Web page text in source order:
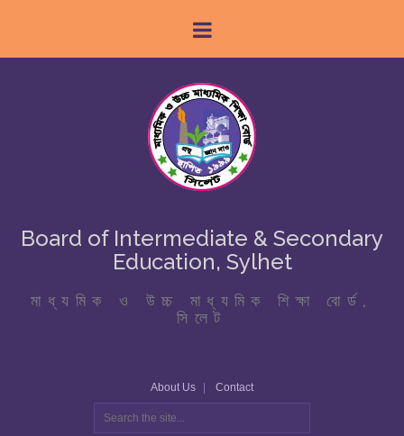
Board of Intermediate & Secondary
Education, Sylhet
মাধ্যমিক ও উচ্চ মাধ্যমিক শিক্ষা বোর্ড,
সিলেট
About Us Contact